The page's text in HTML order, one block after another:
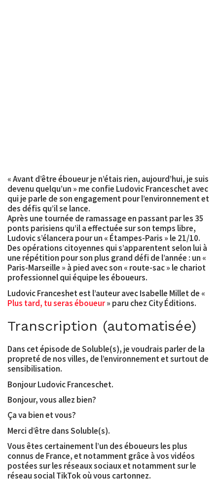
« Avant d’être éboueur je n’étais rien, aujourd’hui, je suis
devenu quelqu’un » me confie Ludovic Franceschet avec
qui je parle de son engagement pour l’environnement et
des défis qu’il se lance.
Après une tournée de ramassage en passant par les 35
ponts parisiens qu’il a effectuée sur son temps libre,
Ludovic s’élancera pour un « Étampes-Paris » le 21/10.
Des opérations citoyennes qui s’apparentent selon lui à
une répétition pour son plus grand défi de l’année : un «
Paris-Marseille » à pied avec son « route-sac » le chariot
professionnel qui équipe les éboueurs.
Ludovic Franceshet est l’auteur avec Isabelle Millet de «
Plus tard, tu seras éboueur» paru chez City Éditions.
Transcription (automatisée)
Dans cet épisode de Soluble(s), je voudrais parler de la
propreté de nos villes, de l’environnement et surtout de
sensibilisation.
Bonjour Ludovic Franceschet.
Bonjour, vous allez bien?
Ça va bien et vous?
Merci d’être dans Soluble(s).
Vous êtes certainement l’un des éboueurs les plus
connus de France, et notamment grâce à vos vidéos
postées sur les réseaux sociaux et notamment sur le
réseau social TikTok où vous cartonnez.